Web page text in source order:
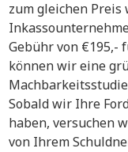
zum gleichen Preis
Gebühr von €195,-
können wir eine
Sobald wir Ihre
haben, versuchen
von Ihrem